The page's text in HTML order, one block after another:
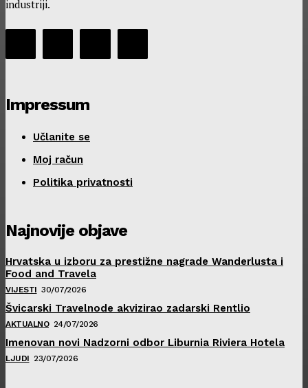
industriji.
Impressum
Učlanite se
Moj račun
Politika privatnosti
Najnovije objave
Hrvatska u izboru za prestižne nagrade Wanderlusta i
Food and Travela
VIJESTI 30/07/2026
Švicarski Travelnode akvizirao zadarski Rentlio
AKTUALNO 24/07/2026
Imenovan novi Nadzorni odbor Liburnia Riviera Hotela
LJUDI 23/07/2026